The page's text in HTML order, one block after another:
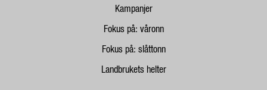
Kampanjer
Fokus på: våronn
Fokus på: slåttonn
Landbrukets helter